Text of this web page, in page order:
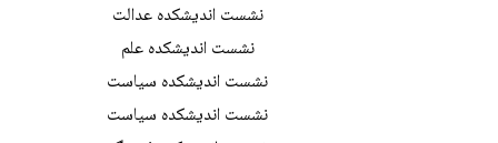
نشست اندیشکده عدالت
نشست اندیشکده علم
نشست اندیشکده سیاست
نشست اندیشکده سیاست